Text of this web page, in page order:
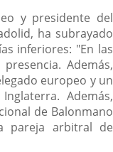
y presidente del
ha subrayado
inferiores: "En las
Además,
europeo y un
Además,
de Balonmano
pareja arbitral de